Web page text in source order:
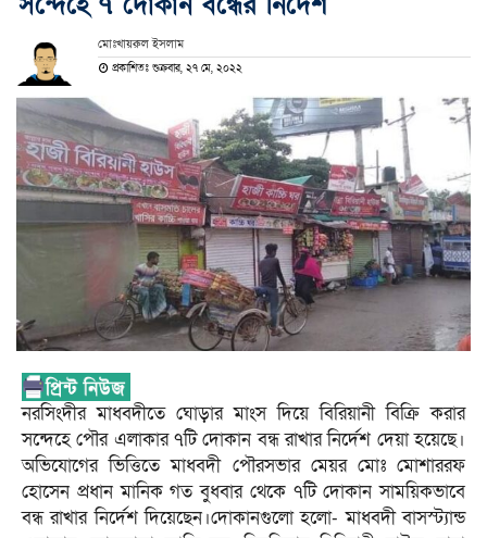
মোঃখায়রুল ইসলাম
প্রকাশিতঃ শুক্রবার, ২৭ মে, ২০২২
নরসিংদীর মাধবদীতে ঘোড়ার মাংস দিয়ে বিরিয়ানী বিক্রি করার
সন্দেহে পৌর এলাকার ৭টি দোকান বন্ধ রাখার নির্দেশ দেয়া হয়েছে।
অভিযোগের ভিত্তিতে মাধবদী পৌরসভার মেয়র মোঃ মোশাররফ
হোসেন প্রধান মানিক গত বুধবার থেকে ৭টি দোকান সাময়িকভাবে
বন্ধ রাখার নির্দেশ দিয়েছেন।দোকানগুলো হলো- মাধবদী বাসস্ট্যান্ড